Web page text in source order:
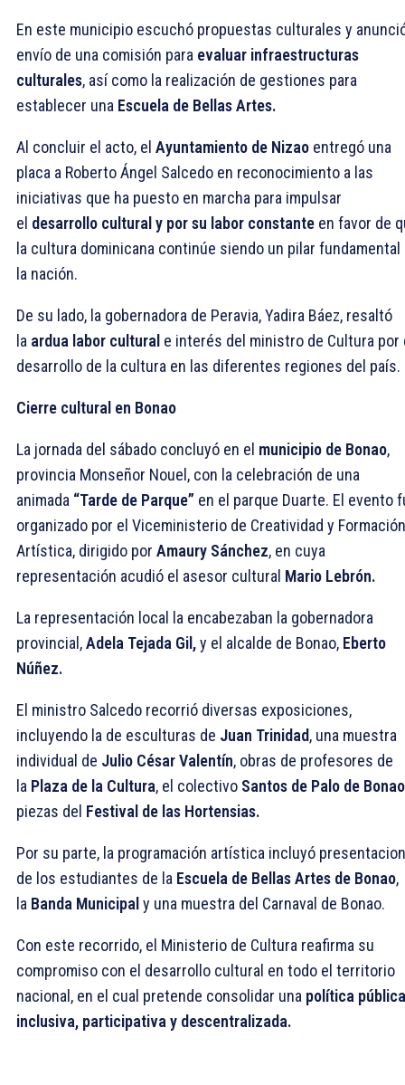
En este municipio escuchó propuestas culturales y
envío de una comisión para evaluar infraestructuras
culturales, así como la realización de gestiones para
establecer una Escuela de Bellas Artes.
Al concluir el acto, el Ayuntamiento de Nizao entregó una
placa a Roberto Ángel Salcedo en reconocimiento a las
iniciativas que ha puesto en marcha para impulsar
el desarrollo cultural y por su labor constante en favor de
la cultura dominicana continúe siendo un pilar fundamental
la nación.
De su lado, la gobernadora de Peravia, Yadira Báez, resaltó
la ardua labor cultural e interés del ministro de Cultura por
desarrollo de la cultura en las diferentes regiones del país.
Cierre cultural en Bonao
La jornada del sábado concluyó en el municipio de Bonao,
provincia Monseñor Nouel, con la celebración de una
animada “Tarde de Parque” en el parque Duarte. El evento
organizado por el Viceministerio de Creatividad y Formación
Artística, dirigido por Amaury Sánchez, en cuya
representación acudió el asesor cultural Mario Lebrón.
La representación local la encabezaban la gobernadora
provincial,Adela Tejada Gil,y el alcalde de Bonao, Eberto
Núñez.
El ministro Salcedo recorrió diversas exposiciones,
incluyendo la de esculturas de Juan Trinidad, una muestra
individual de Julio César Valentín, obras de profesores de
la Plaza de la Cultura, el colectivo Santos de Palo de Bonao
piezas del Festival de las Hortensias.
Por su parte, la programación artística incluyó
de los estudiantes de la Escuela de Bellas Artes de Bonao,
la Banda Municipaly una muestra del Carnaval de Bonao.
Con este recorrido, el Ministerio de Cultura reafirma su
compromiso con el desarrollo cultural en todo el territorio
nacional, en el cual pretende consolidar una política pública
inclusiva, participativa y descentralizada.